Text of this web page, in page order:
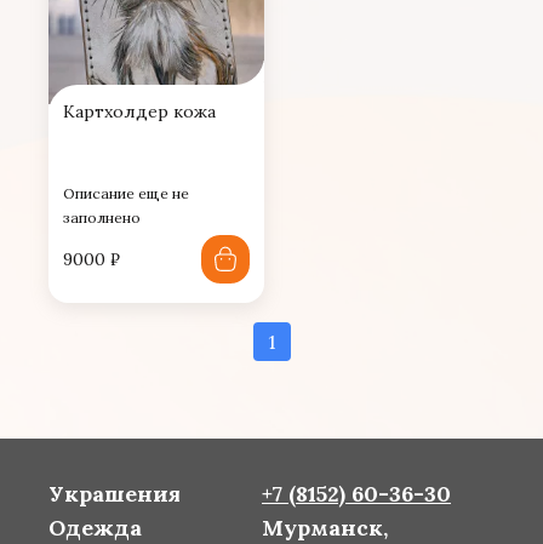
Картхолдер кожа
Описание еще не
заполнено
9000 ₽
1
Украшения
Одежда
+7 (8152) 60-36-30
Мурманск,